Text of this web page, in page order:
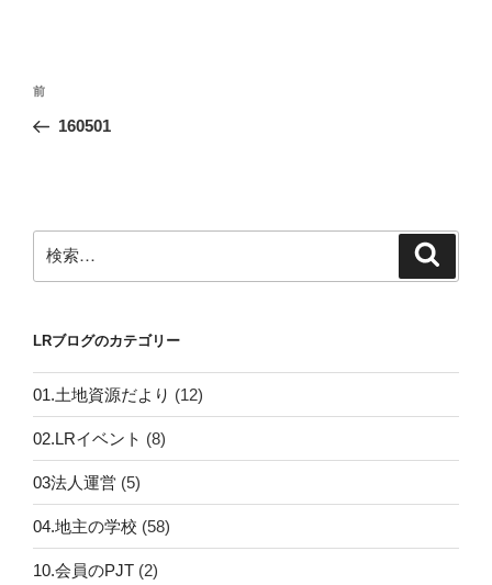
投
ナ
ー
シ
前
の
前
160501
索:
LRブログのカテゴリー
01.土地資源だより (12)
02.LRイベント (8)
03法人運営 (5)
04.地主の学校 (58)
10.会員のPJT (2)